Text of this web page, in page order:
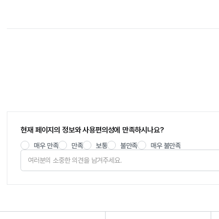
현재 페이지의 정보와 사용편의성에 만족하시나요?
매우 만족 만족 보통 불만족 매우 불만족